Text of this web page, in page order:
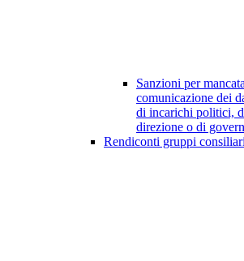
Sanzioni per
comunicazione dei
di incarichi politici,
direzione o di
Rendiconti gruppi